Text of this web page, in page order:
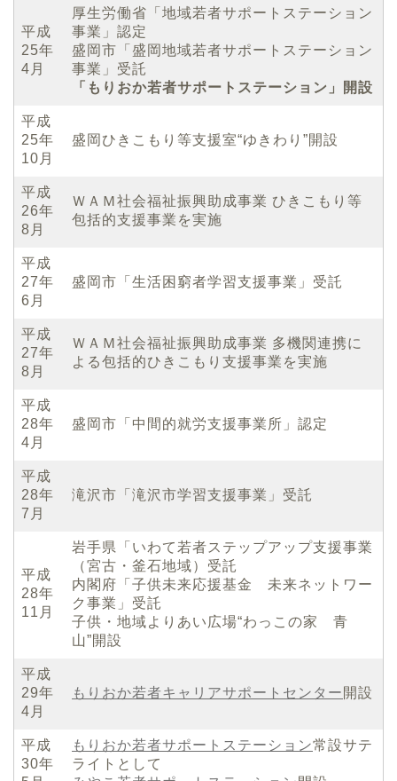
平成
25年
4月
厚生労働省「地域若者サポートステーション
事業」認定
盛岡市「盛岡地域若者サポートステーション
事業」受託
「もりおか若者サポートステーション」開設
平成
25年
10月
盛岡ひきこもり等支援室“ゆきわり”開設
平成
26年
8月
ＷＡＭ社会福祉振興助成事業 ひきこもり等
包括的支援事業を実施
平成
27年
6月
盛岡市「生活困窮者学習支援事業」受託
平成
27年
8月
ＷＡＭ社会福祉振興助成事業 多機関連携に
よる包括的ひきこもり支援事業を実施
平成
28年
4月
盛岡市「中間的就労支援事業所」認定
平成
28年
7月
滝沢市「滝沢市学習支援事業」受託
平成
28年
11月
岩手県「いわて若者ステップアップ支援事業
（宮古・釜石地域）受託
内閣府「子供未来応援基金 未来ネットワー
ク事業」受託
子供・地域よりあい広場“わっこの家 青
山”開設
平成
29年
4月
もりおか若者キャリアサポートセンター 開設
平成
30年
もりおか若者サポートステーション常設サテ
ライトとして